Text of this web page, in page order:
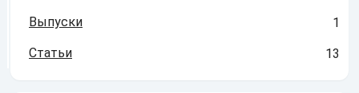
Выпуски 1
Статьи 13